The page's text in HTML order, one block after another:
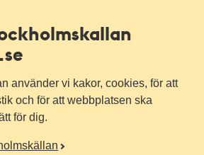
använder vi kakor, cookies, för att
och för att webbplatsen ska
för dig.